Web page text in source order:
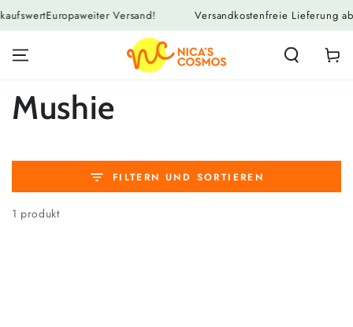
ZUM INHALT
SPRINGEN
Europaweiter Versand! Versandkostenfreie Lieferung ab
Kollektion:
Mushie
FILTERN UND SORTIEREN
1 produkt